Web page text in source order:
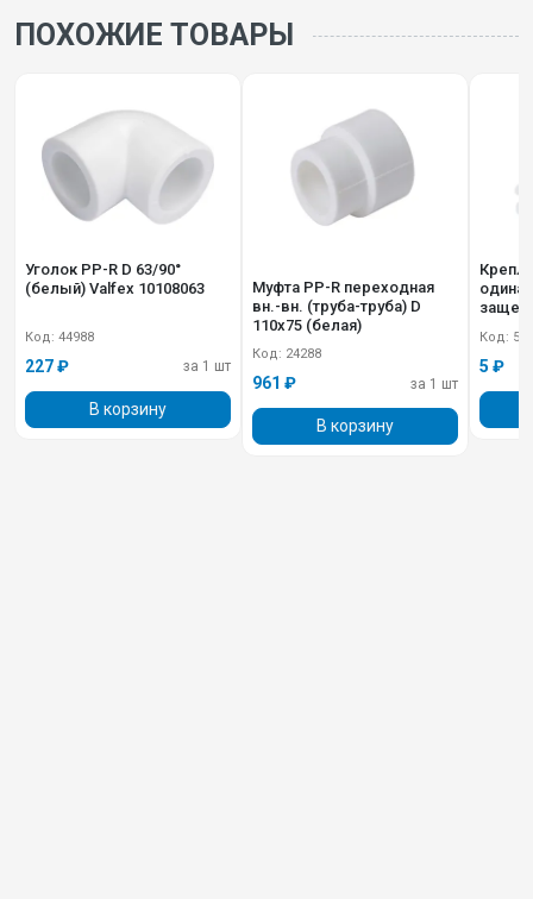
ПОХОЖИЕ ТОВАРЫ
Уголок PP-R D 63/90°
(белый) Valfex 10108063
Код: 44988
227 ₽ за 1 шт
В корзину
Муфта PP-R переходная
вн.-вн. (труба-труба) D
110х75 (белая)
Код: 24288
961 ₽ за 1 шт
В корзину
Код:
5 ₽